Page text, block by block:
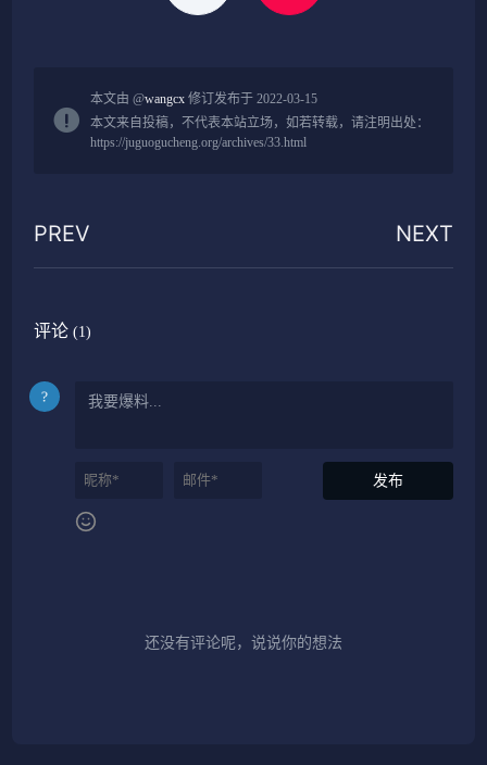
本文由 @wangcx 修订发布于 2022-03-15
本文来自投稿，不代表本站立场，如若转载，请注明出处：
https://juguogucheng.org/archives/33.html
PREV NEXT
评论(1)
还没有评论呢，说说你的想法